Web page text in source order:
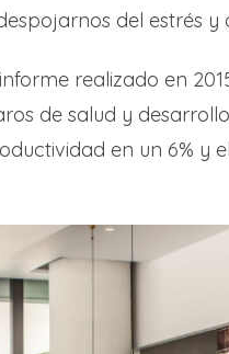
del estrés
realizado en
de salud y
en un 6% y